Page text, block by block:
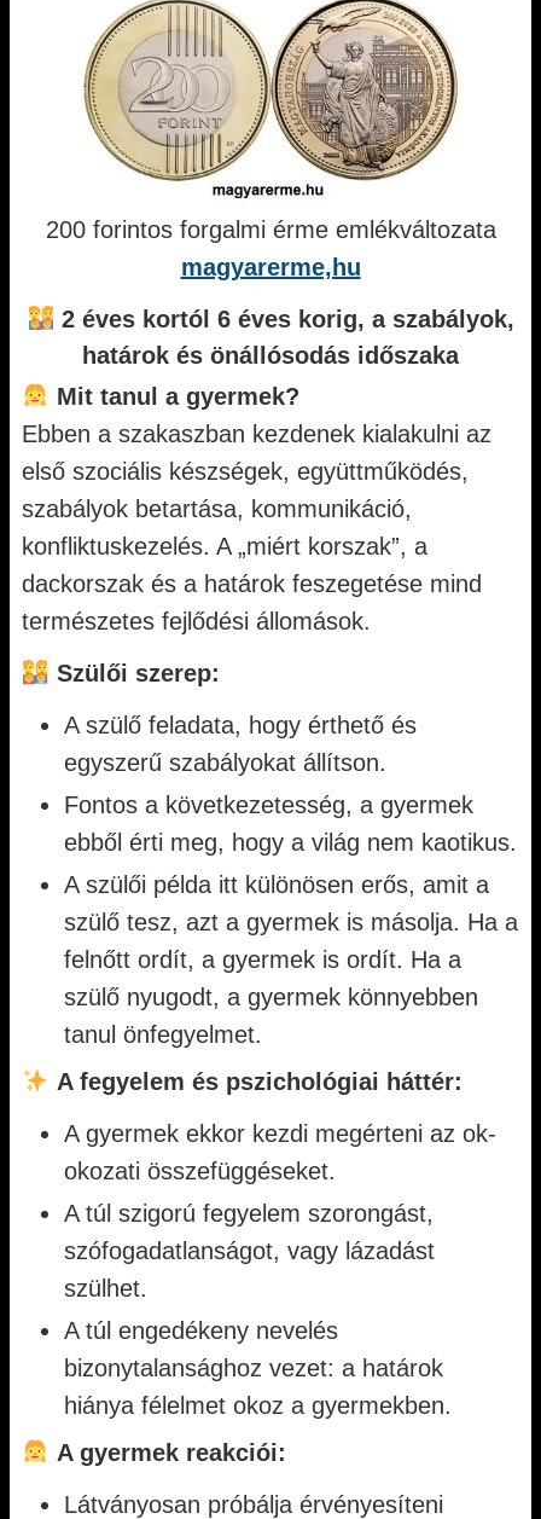
200 forintos forgalmi érme emlékváltozata
magyarerme,hu
2 éves kortól 6 éves korig, a szabályok,
határok és önállósodás időszaka
Mit tanul a gyermek?
Ebben a szakaszban kezdenek kialakulni az
első szociális készségek, együttműködés,
szabályok betartása, kommunikáció,
konfliktuskezelés. A „miért korszak”, a
dackorszak és a határok feszegetése mind
természetes fejlődési állomások.
Szülői szerep:
A szülő feladata, hogy érthető és
egyszerű szabályokat állítson.
Fontos a következetesség, a gyermek
ebből érti meg, hogy a világ nem kaotikus.
A szülői példa itt különösen erős, amit a
szülő tesz, azt a gyermek is másolja. Ha a
felnőtt ordít, a gyermek is ordít. Ha a
szülő nyugodt, a gyermek könnyebben
tanul önfegyelmet.
A fegyelem és pszichológiai háttér:
A gyermek ekkor kezdi megérteni az ok-
okozati összefüggéseket.
A túl szigorú fegyelem szorongást,
szófogadatlanságot, vagy lázadást
szülhet.
A túl engedékeny nevelés
bizonytalansághoz vezet: a határok
hiánya félelmet okoz a gyermekben.
A gyermek reakciói:
Látványosan próbálja érvényesíteni